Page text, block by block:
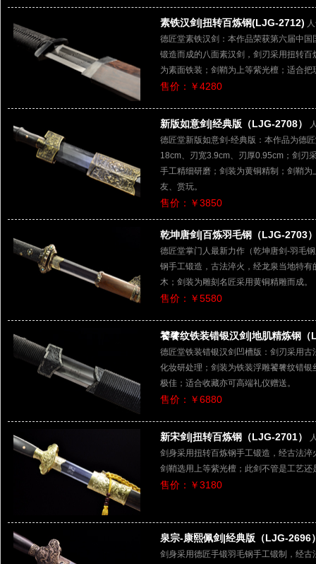
素铁汉剑|扭转百炼钢(LJG-2712)
德匠堂素铁汉剑：本作品荣获第六届中国
锻造而成的八面素汉剑，剑刃采用扭转
为素面铁装；剑鞘为上等紫光檀；适合把
售价：￥4280
新版如意剑|经典版（LJG-2708）
德匠堂新版如意剑-经典版：本作品为德
18cm、刃宽3.9cm、刃厚0.95cm；剑刃
手工精细研磨；剑装为黄铜精制；剑鞘
友、赏玩。
售价：￥3850
乾坤唐剑|百炼羽毛钢（LJG-2703
德匠堂掌门人最新力作（乾坤唐剑-羽毛
钢手工锻造，古法淬火，经龙泉当地特
木；剑装为雕刻名匠采用黄铜精雕而成。
售价：￥5580
饕餮纹铁装错银汉剑|地肌精炼钢（
德匠堂铁装错银汉剑凹槽版：剑刃采用
化妆研处理；剑装为铁装浮雕饕餮纹错
极佳；适合收藏亦可高端礼仪赠送。
售价：￥6880
新宋剑|扭转百炼钢（LJG-2701）
剑身采用扭转百炼钢手工锻造，经古法
剑鞘选用上等紫光檀；此剑不管是工艺
售价：￥3180
泉宗-康熙佩剑|经典版（LJG-2696
剑身采用德匠手锻羽毛钢手工锻制，经